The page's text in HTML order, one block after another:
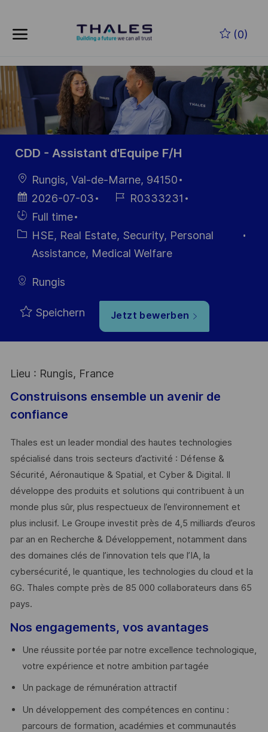
(0)
-
CDD - Assistant d'Equipe F/H
Ort
Rungis, Val-de-Marne, 94150
Datum der
Veröffentlichung
2026-07-03
Job- R0333231
Einstellunngstyp
Full time
Kategorie
HSE, Real Estate, Security, Personal
Assistance, Medical Welfare
Rungis
Speichern Jetzt bewerben
Lieu : Rungis, France
Construisons ensemble un avenir de
confiance
Thales est un leader mondial des hautes technologies
spécialisé dans trois secteurs d’activité : Défense &
Sécurité, Aéronautique & Spatial, et Cyber & Digital. Il
développe des produits et solutions qui contribuent à un
monde plus sûr, plus respectueux de l’environnement et
plus inclusif. Le Groupe investit près de 4,5 milliards d’euros
par an en Recherche & Développement, notamment dans
des domaines clés de l’innovation tels que l’IA, la
cybersécurité, le quantique, les technologies du cloud et la
6G. Thales compte près de 85 000 collaborateurs dans 65
pays. ​
Nos engagements, vos avantages
Une réussite portée par notre excellence technologique,
votre expérience et notre ambition partagée
Un package de rémunération attractif
Un développement des compétences en continu :
parcours de formation, académies et communautés